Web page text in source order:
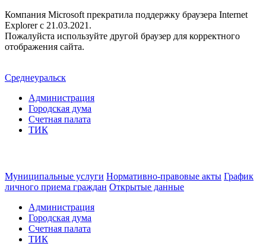
Компания Microsoft прекратила поддержку браузера Internet
Explorer c 21.03.2021.
Пожалуйста используйте другой браузер для корректного
отображения сайта.
Среднеуральск
Администрация
Городская дума
Счетная палата
ТИК
Муниципальные услуги Нормативно-правовые акты График
личного приема граждан Открытые данные
Администрация
Городская дума
Счетная палата
ТИК